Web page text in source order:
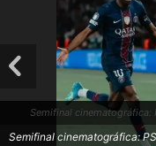
Semifinal cinematográfica:
Semifinal cinematográfica: